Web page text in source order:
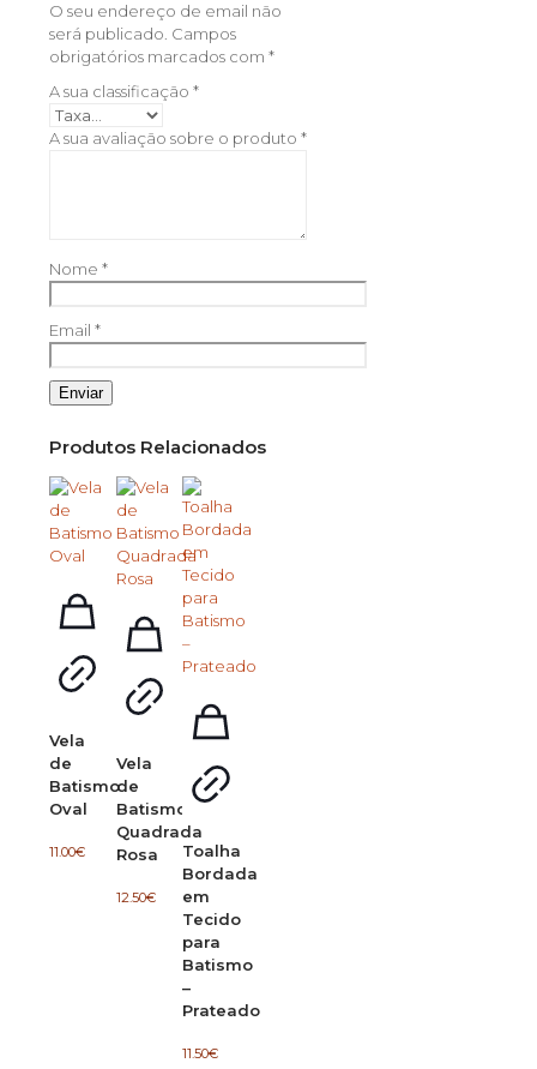
O seu endereço de email não
será publicado. Campos
obrigatórios marcados com *
A sua classificação *
A sua avaliação sobre o produto *
Nome *
Email *
Produtos Relacionados
Vela
de
Batismo
Oval
11.00€
Vela
de
Batismo
Quadrada
Rosa
12.50€
Toalha
Bordada
em
Tecido
para
Batismo
–
Prateado
11.50€